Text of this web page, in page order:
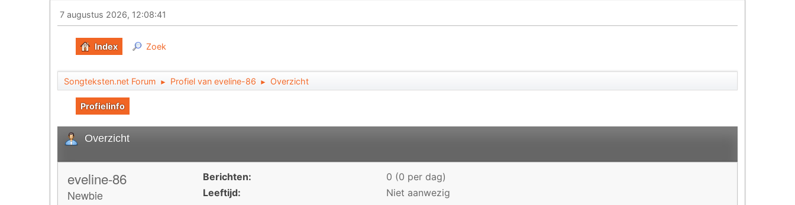
7 augustus 2026, 12:08:41
Index Zoek
Songteksten.net Forum ► Profiel van eveline-86 ► Overzicht
Profielinfo
Overzicht
eveline-86
Newbie
Berichten:
0 (0 per dag)
Leeftijd:
Niet aanwezig